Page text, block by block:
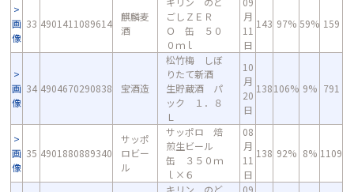
画
像
33 4901411089614
麒麟麦
酒
ごしＺＥＲ
Ｏ 缶 ５０
０ｍｌ
月
11
日
143 97% 59% 159
画
像
34 4904670290838 宝酒造
松竹梅 しぼ
りたて新酒
生貯蔵酒 パ
ック １．８
Ｌ
10
月
20
日
138106% 9% 791
画
像
35 4901880889340
サッポ
ロビー
ル
サッポロ 焙
煎生ビール
缶 ３５０ｍ
ｌ×６
08
月
11
日
138 92% 8% 1109
キリン のど
09